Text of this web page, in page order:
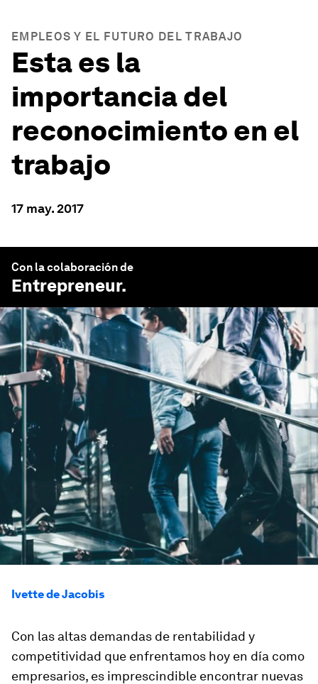
EMPLEOS Y EL FUTURO DEL TRABAJO
Esta es la
importancia del
reconocimiento en el
trabajo
17 may. 2017
Con la colaboración de
Entrepreneur.
Ivette de Jacobis
Con las altas demandas de rentabilidad y
competitividad que enfrentamos hoy en día como
empresarios, es imprescindible encontrar nuevas